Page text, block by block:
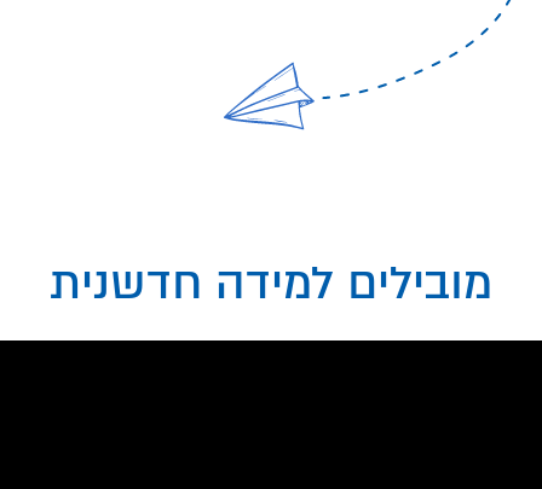
מובילים למידה חדשנית